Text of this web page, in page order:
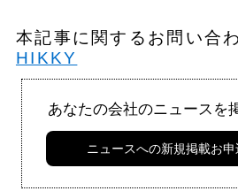
本記事に関するお問い合
HIKKY
あなたの会社のニュースを
ニュースへの新規掲載お申